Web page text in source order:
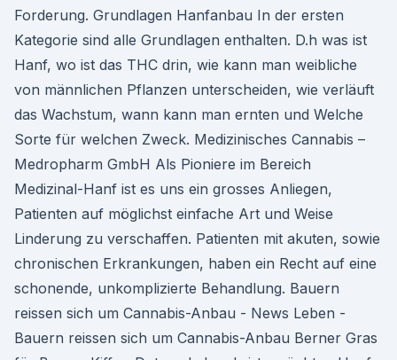
Forderung. Grundlagen Hanfanbau In der ersten
Kategorie sind alle Grundlagen enthalten. D.h was ist
Hanf, wo ist das THC drin, wie kann man weibliche
von männlichen Pflanzen unterscheiden, wie verläuft
das Wachstum, wann kann man ernten und Welche
Sorte für welchen Zweck. Medizinisches Cannabis –
Medropharm GmbH Als Pioniere im Bereich
Medizinal-Hanf ist es uns ein grosses Anliegen,
Patienten auf möglichst einfache Art und Weise
Linderung zu verschaffen. Patienten mit akuten, sowie
chronischen Erkrankungen, haben ein Recht auf eine
schonende, unkomplizierte Behandlung. Bauern
reissen sich um Cannabis-Anbau - News Leben -
Bauern reissen sich um Cannabis-Anbau Berner Gras